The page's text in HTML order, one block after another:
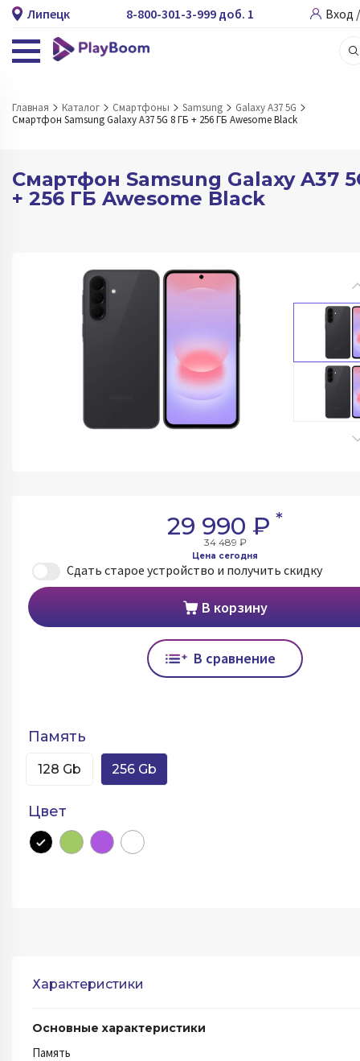
Липецк 8-800-301-3-999 доб. 1 Вход
Главная Каталог Смартфоны Samsung
Galaxy A37 5G
Смартфон Samsung Galaxy A37 5G 8 ГБ + 256 ГБ Awesome Black
Смартфон Samsung Galaxy A37
+ 256 ГБ Awesome Black
Память
128 Gb 256 Gb
Цвет
29 990 ₽ *
34 489 ₽
Цена сегодня
Сдать старое устройство и получить скидку
В корзину
В сравнение
Характеристики
Основные характеристики
Память